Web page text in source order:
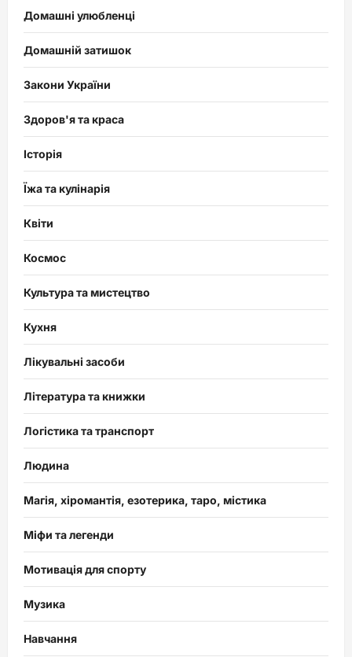
Домашні улюбленці
Домашній затишок
Закони України
Здоров'я та краса
Історія
Їжа та кулінарія
Квіти
Космос
Культура та мистецтво
Кухня
Лікувальні засоби
Література та книжки
Логістика та транспорт
Людина
Магія, хіромантія, езотерика, таро, містика
Міфи та легенди
Мотивація для спорту
Музика
Навчання